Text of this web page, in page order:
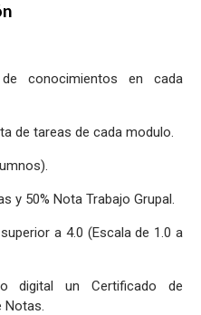
conocimientos en cada
de tareas de cada modulo.
y 50% Nota Trabajo Grupal.
a 4.0 (Escala de 1.0 a
digital un Certificado de
Notas.